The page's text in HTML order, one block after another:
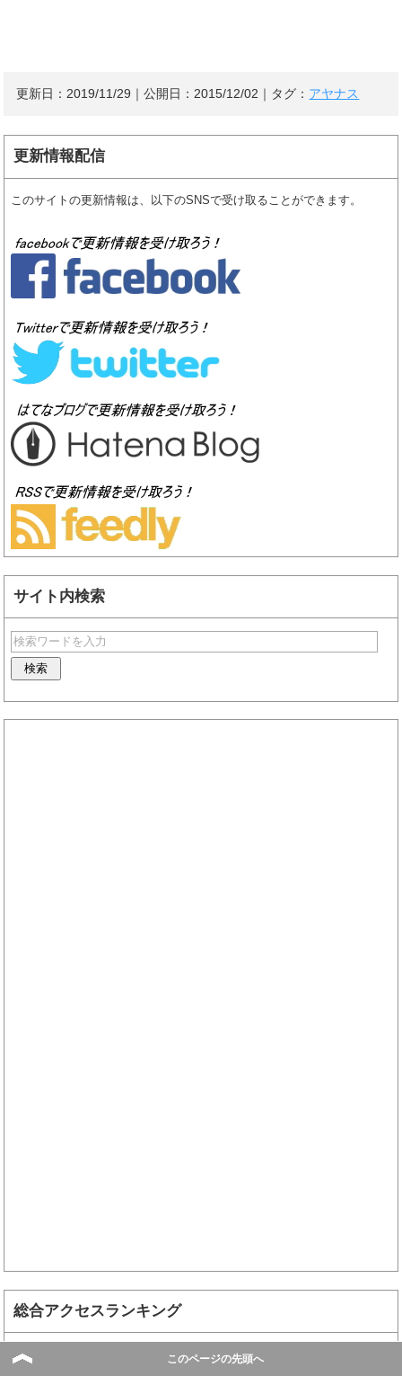
更新日：2019/11/29 ｜公開日：2015/12/02 ｜タグ： アヤナス
更新情報配信
このサイトの更新情報は、以下のSNSで受け取ることができます。
サイト内検索
総合アクセスランキング
赤ちゃんの指しゃぶりは、脳の発達に必要不可欠！
このページの先頭へ